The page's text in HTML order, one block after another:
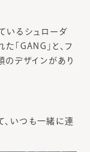
いるシュローダ
「GANG」と、フ
のデザインがあり
、いつも一緒に連